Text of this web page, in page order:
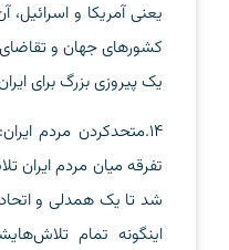
یعنی آمریکا و
کشورهای جهان و
یک پیروزی بزرگ برای
14.متحدکردن مردم
تفرقه میان مردم ایران
شد تا یک همدلی و
اینگونه تمام